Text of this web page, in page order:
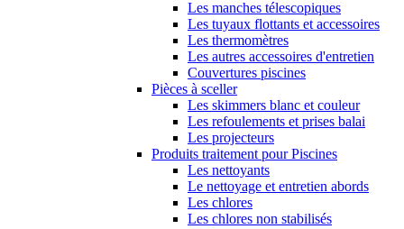
Les manches télescopiques
Les tuyaux flottants et accessoires
Les thermomètres
Les autres accessoires d'entretien
Couvertures piscines
Pièces à sceller
Les skimmers blanc et couleur
Les refoulements et prises balai
Les projecteurs
Produits traitement pour Piscines
Les nettoyants
Le nettoyage et entretien abords
Les chlores
Les chlores non stabilisés